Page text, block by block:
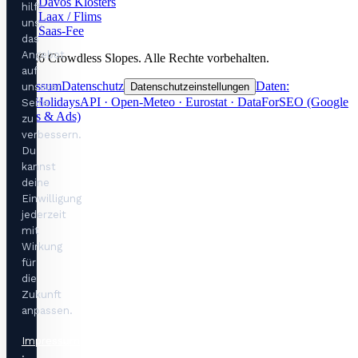
Laax / Flims
Saas-Fee
2026Crowdless Slopes. Alle Rechte vorbehalten.
ImpressumDatenschutz Datenschutzeinstellungen Daten:
OpenHolidaysAPI · Open-Meteo · Eurostat · DataForSEO (Google
Trends & Ads)
hilft
uns,
das
Angebot
auf
unserer
Seite
zu
verbessern.
Du
kannst
deine
Einwilligung
jederzeit
mit
Wirkung
für
die
Zukunft
anpassen.
Impressum